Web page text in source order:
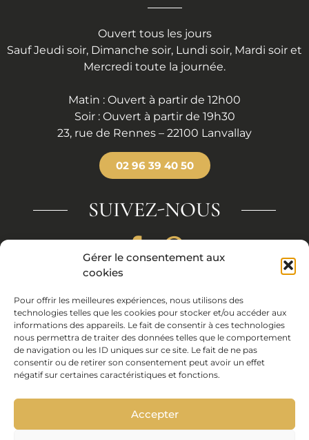
Gérer le consentement aux
cookies
Pour offrir les meilleures expériences, nous utilisons des
technologies telles que les cookies pour stocker et/ou accéder aux
informations des appareils. Le fait de consentir à ces technologies
nous permettra de traiter des données telles que le comportement
de navigation ou les ID uniques sur ce site. Le fait de ne pas
consentir ou de retirer son consentement peut avoir un effet
négatif sur certaines caractéristiques et fonctions.
Accepter
Ouvert tous les jours
Sauf Jeudi soir, Dimanche soir, Lundi soir, Mardi soir et
Mercredi toute la journée.
Matin : Ouvert à partir de 12h00
Soir : Ouvert à partir de 19h30
23, rue de Rennes – 22100 Lanvallay
02 96 39 40 50
SUIVEZ-NOUS
Nos liens
Mentions légales
Politique de cookies (UE)
Conception site :Cocktail Graphic
Crédit photos :Jean Michel Wiedenkeller
La Vieille Braise est recommandé par :